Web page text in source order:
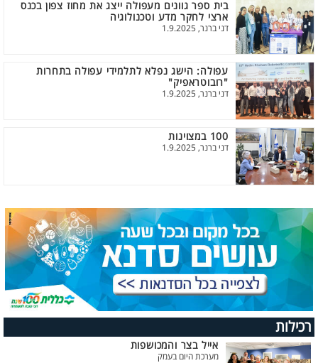
בית ספר גוונים מעפולה ייצג את מחוז צפון בכנס
ארצי לחקר מדע וטכנולוגיה
דני ברנר, 1.9.2025
עפולה: הישג נפלא לתלמידי עפולה בתחרות
"רובוטראפיק"
דני ברנר, 1.9.2025
100 במצוינות
דני ברנר, 1.9.2025
רכילות
אייל בצר והמכושפות
מערכת היום בעמק